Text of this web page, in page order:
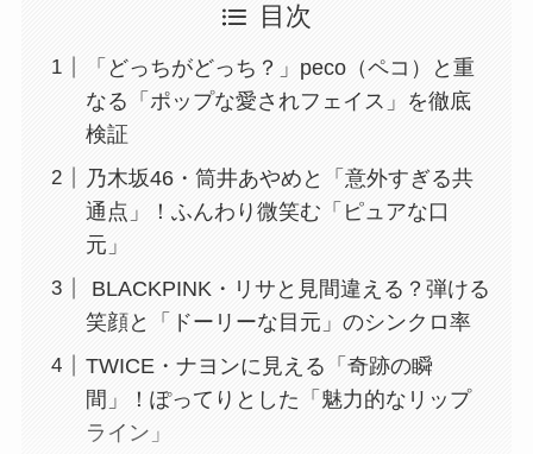
目次
「どっちがどっち？」peco（ペコ）と重
なる「ポップな愛されフェイス」を徹底
検証
乃木坂46・筒井あやめと「意外すぎる共
通点」！ふんわり微笑む「ピュアな口
元」
BLACKPINK・リサと見間違える？弾ける
笑顔と「ドーリーな目元」のシンクロ率
TWICE・ナヨンに見える「奇跡の瞬
間」！ぽってりとした「魅力的なリップ
ライン」